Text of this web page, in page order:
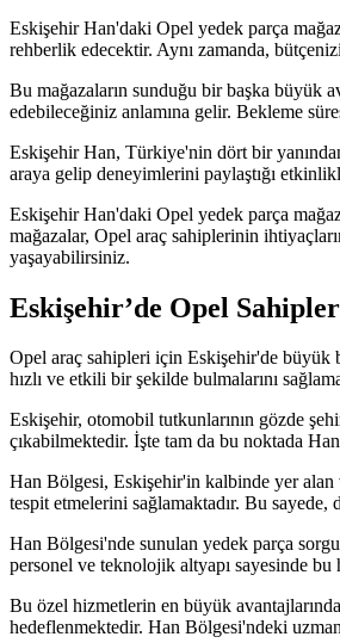
Eskişehir Han'daki Opel yedek parça
rehberlik edecektir. Aynı zamanda,
Bu mağazaların sunduğu bir başka büyük
edebileceğiniz anlamına gelir. Bekleme
Eskişehir Han, Türkiye'nin dört bir
araya gelip deneyimlerini paylaştığı
Eskişehir Han'daki Opel yedek parça
mağazalar, Opel araç sahiplerinin
yaşayabilirsiniz.
Eskişehir’de Opel
Opel araç sahipleri için Eskişehir'de büyük
hızlı ve etkili bir şekilde bulmalarını
Eskişehir, otomobil tutkunlarının gözde
çıkabilmektedir. İşte tam da bu noktada
Han Bölgesi, Eskişehir'in kalbinde yer alan
tespit etmelerini sağlamaktadır. Bu sayede,
Han Bölgesi'nde sunulan yedek parça
personel ve teknolojik altyapı sayesinde
Bu özel hizmetlerin en büyük
hedeflenmektedir. Han Bölgesi'ndeki